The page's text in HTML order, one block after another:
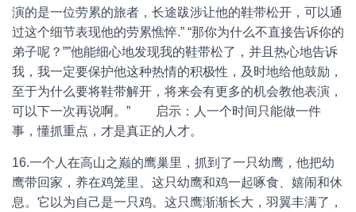
演的是一位劳累的旅者，长途跋涉让他的鞋带松开，可以通
过这个细节表现他的劳累憔悴.” “那你为什么不直接告诉你的
弟子呢？””他能细心地发现我的鞋带松了，并且热心地告诉
我，我一定要保护他这种热情的积极性，及时地给他鼓励，
至于为什么要将鞋带解开，将来会有更多的机会教他表演，
可以下一次再说啊。” 启示：人一个时间只能做一件
事，懂抓重点，才是真正的人才。
16.一个人在高山之巅的鹰巢里，抓到了一只幼鹰，他把幼
鹰带回家，养在鸡笼里。这只幼鹰和鸡一起啄食、嬉闹和休
息。它以为自己是一只鸡。这只鹰渐渐长大，羽翼丰满了，